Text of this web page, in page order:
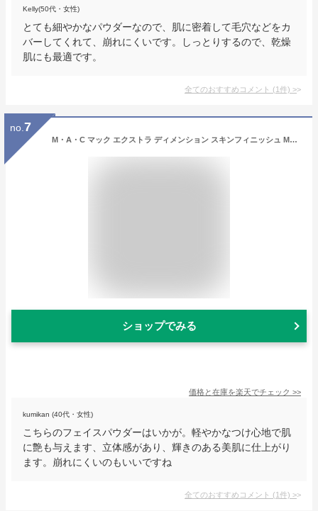
Kelly(50代・女性)
とても細やかなパウダーなので、肌に密着して毛穴などをカ
バーしてくれて、崩れにくいです。しっとりするので、乾燥
肌にも最適です。
全てのおすすめコメント (1件) >
no. 7
M・A・C マック エクストラ ディメンション スキンフィニッシュ MAC フェイスパウダー ハイライト ハイライター シェーディング ギフト【送料無料】
ショップでみる
価格と在庫を楽天でチェック >>
kumikan (40代・女性)
こちらのフェイスパウダーはいかが。軽やかなつけ心地で肌
に艶も与えます、立体感があり、輝きのある美肌に仕上がり
ます。崩れにくいのもいいですね
全てのおすすめコメント (1件) >